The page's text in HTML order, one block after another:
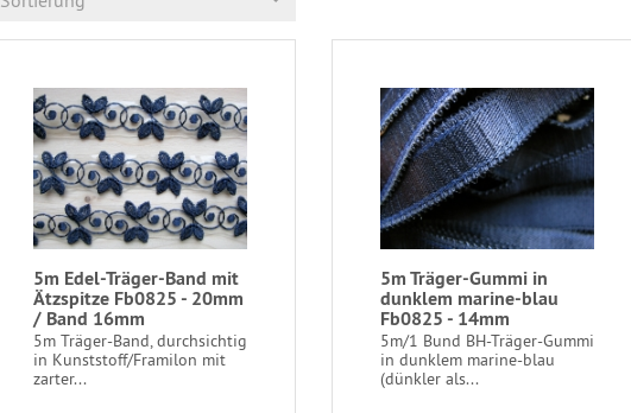
5m Edel-Träger-Band mit
Ätzspitze Fb0825 - 20mm
/ Band 16mm
5m Träger-Band, durchsichtig
in Kunststoff/Framilon mit
zarter...
5m Träger-Gummi in
dunklem marine-blau
Fb0825 - 14mm
5m/1 Bund BH-Träger-Gummi
in dunklem marine-blau
(dünkler als...